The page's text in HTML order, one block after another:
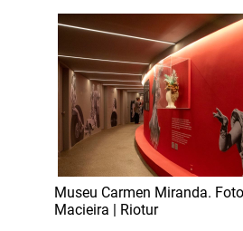
Museu Carmen Miranda.
Macieira | Riotur